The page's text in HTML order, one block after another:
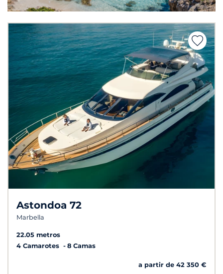
Astondoa 72
Marbella
22.05 metros
4 Camarotes
8 Camas
a partir de 42 350 €